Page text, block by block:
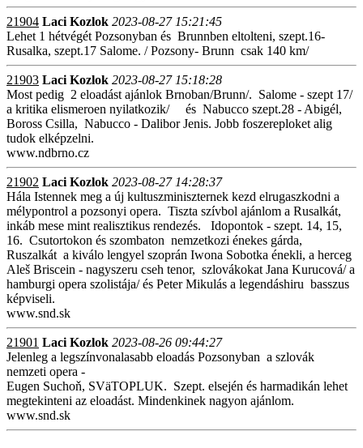
21904 Laci Kozlok 2023-08-27 15:21:45
Lehet 1 hétvégét Pozsonyban és Brunnben eltolteni, szept.16-
Rusalka, szept.17 Salome. / Pozsony- Brunn csak 140 km/
21903 Laci Kozlok 2023-08-27 15:18:28
Most pedig 2 eloadást ajánlok Brnoban/Brunn/. Salome - szept 17/
a kritika elismeroen nyilatkozik/ és Nabucco szept.28 - Abigél,
Boross Csilla, Nabucco - Dalibor Jenis. Jobb foszereploket alig
tudok elképzelni.
www.ndbrno.cz
21902 Laci Kozlok 2023-08-27 14:28:37
Hála Istennek meg a új kultuszminiszternek kezd elrugaszkodni a
mélypontrol a pozsonyi opera. Tiszta szívbol ajánlom a Rusalkát,
inkáb mese mint realisztikus rendezés. Idopontok - szept. 14, 15,
16. Csutortokon és szombaton nemzetkozi énekes gárda,
Ruszalkát a kiválo lengyel szoprán Iwona Sobotka énekli, a herceg
Aleš Briscein - nagyszeru cseh tenor, szlovákokat Jana Kurucová/ a
hamburgi opera szolistája/ és Peter Mikulás a legendáshiru basszus
képviseli.
www.snd.sk
21901 Laci Kozlok 2023-08-26 09:44:27
Jelenleg a legszínvonalasabb eloadás Pozsonyban a szlovák
nemzeti opera -
Eugen Suchoň, SVäTOPLUK. Szept. elsején és harmadikán lehet
megtekinteni az eloadást. Mindenkinek nagyon ajánlom.
www.snd.sk